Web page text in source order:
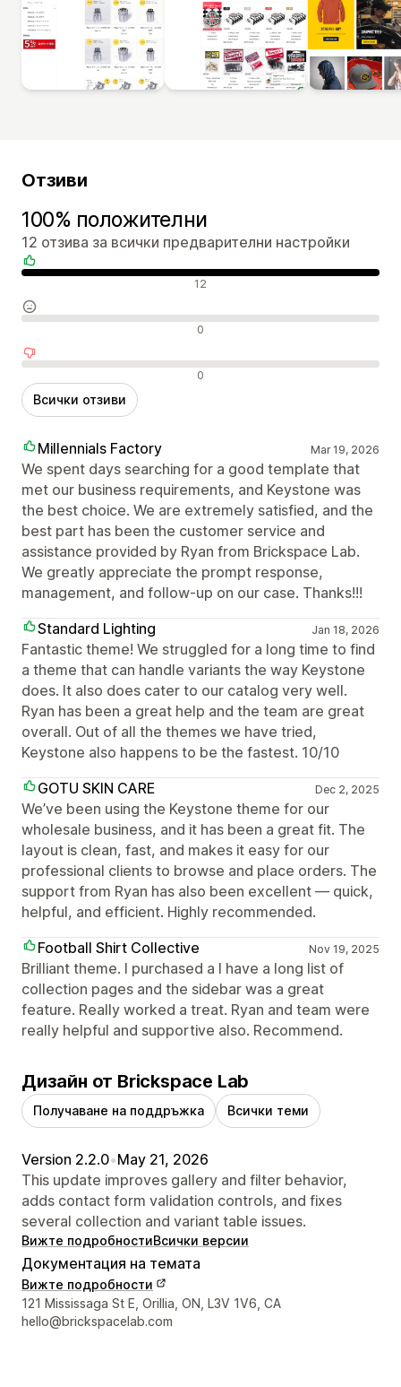
Отзиви
100% положителни
12 отзива за всички предварителни настройки
Положителни отзиви 12
Неутрални отзиви 0
Отрицателни отзиви 0
Всички отзиви
Millennials Factory Mar 19, 2026
We spent days searching for a good template that
met our business requirements, and Keystone was
the best choice. We are extremely satisfied, and the
best part has been the customer service and
assistance provided by Ryan from Brickspace Lab.
We greatly appreciate the prompt response,
management, and follow-up on our case. Thanks!!!
Standard Lighting
Jan 18, 2026
Fantastic theme! We struggled for a long time to find
a theme that can handle variants the way Keystone
does. It also does cater to our catalog very well.
Ryan has been a great help and the team are great
overall. Out of all the themes we have tried,
Keystone also happens to be the fastest. 10/10
GOTU SKIN CARE
Dec 2, 2025
We’ve been using the Keystone theme for our
wholesale business, and it has been a great fit. The
layout is clean, fast, and makes it easy for our
professional clients to browse and place orders. The
support from Ryan has also been excellent — quick,
helpful, and efficient. Highly recommended.
Football Shirt Collective
Nov 19, 2025
Brilliant theme. I purchased a I have a long list of
collection pages and the sidebar was a great
feature. Really worked a treat. Ryan and team were
really helpful and supportive also. Recommend.
Дизайн от Brickspace Lab
Получаване на поддръжка Всички теми
Version 2.2.0•May 21, 2026
This update improves gallery and filter behavior,
adds contact form validation controls, and fixes
several collection and variant table issues.
Вижте подробностиВсички версии
Документация на темата
Вижте подробности
Данни за връзка с дизайнера
121 Mississaga St E, Orillia, ON, L3V 1V6, CA
hello@brickspacelab.com